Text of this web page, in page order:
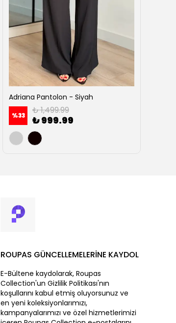
Adriana Pantolon - Siyah
%33 ₺ 1,499.99
₺ 999.99
ROUPAS GÜNCELLEMELERİNE KAYDOL
E-Bültene kaydolarak, Roupas
Collection'un Gizlilik Politikası'nın
koşullarını kabul etmiş oluyorsunuz ve
en yeni koleksiyonlarımızı,
kampanyalarımızı ve özel hizmetlerimizi